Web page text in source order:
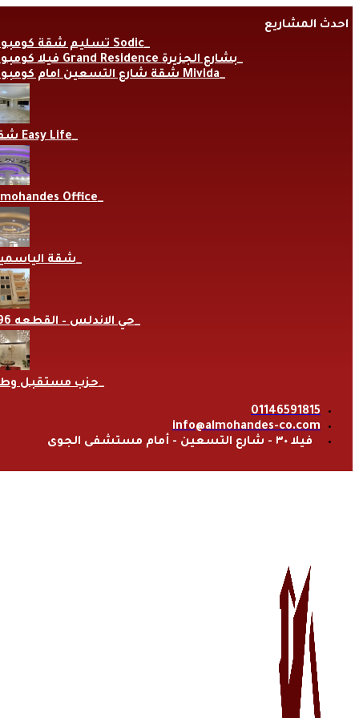
to
احدث المشاريع
تسليم شقة كومبوند Sodic
فيلا كومبوند Grand Residence بشارع الجزيرة
شقة شارع التسعين امام كومبوند Mivida
شقة Easy Life
Office
شقة
حي الاندلس – القطعه 696
حزب مستقبل
01146591815
info@almohandes-co.com
فيلا ٣٠ - شارع التسعين - أمام مستشفى الجوى